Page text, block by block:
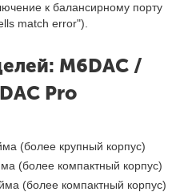
к балансирному порту
match error").
M6DAC /
Pro
(более крупный корпус)
(более компактный корпус)
(более компактный корпус)